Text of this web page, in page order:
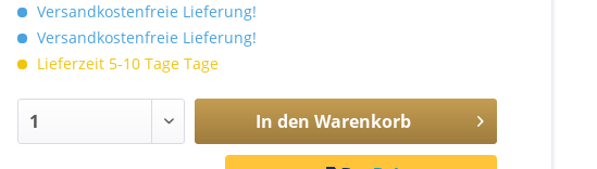
Versandkostenfreie Lieferung!
Versandkostenfreie Lieferung!
Lieferzeit 5-10 Tage Tage
In den Warenkorb